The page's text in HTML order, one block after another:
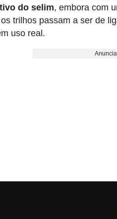
do selim, embora com
trilhos passam a ser de
uso real.